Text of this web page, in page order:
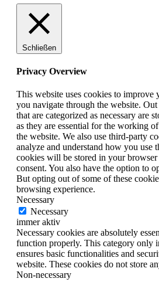
Schließen
Privacy Overview
This website uses cookies to improve
you navigate through the website.
that are categorized as necessary are
as they are essential for the working
the website. We also use third-party
analyze and understand how you use
cookies will be stored in your
consent. You also have the option to
But opting out of some of these
browsing experience.
Necessary
Necessary
immer aktiv
Necessary cookies are absolutely
function properly. This category only
ensures basic functionalities and
website. These cookies do not store
Non-necessary